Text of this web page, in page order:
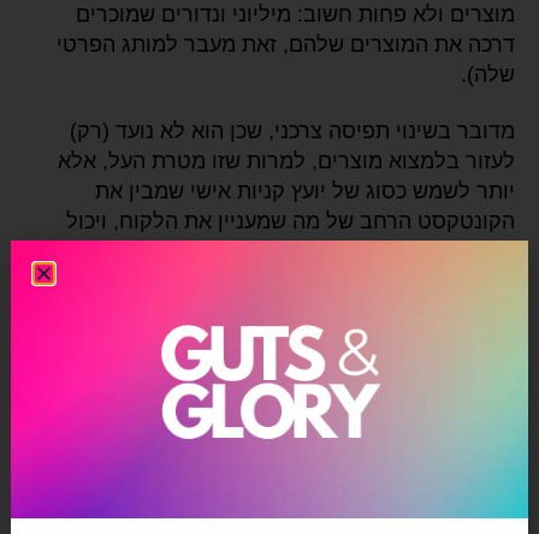
מוצרים ולא פחות חשוב: מיליוני ונדורים שמוכרים
דרכה את המוצרים שלהם, זאת מעבר למותג הפרטי
שלה).
מדובר בשינוי תפיסה צרכני, שכן הוא לא נועד (רק)
לעזור בלמצוא מוצרים, למרות שזו מטרת העל, אלא
יותר לשמש כסוג של יועץ קניות אישי שמבין את
הקונטקסט הרחב של מה שמעניין את הלקוח, ויכול
מוצרים לטיפוח ותחזוק הגינה, אלא ישתף מידע כללי
אודות האקלים באזור ובהתאם שיקולים שיכולים
להשפיע על חווית הקניה כולה.